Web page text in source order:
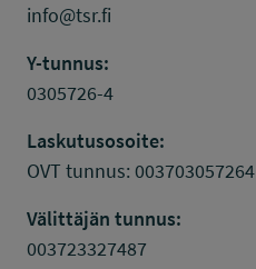
info@tsr.fi
Y-tunnus:
0305726-4
Laskutusosoite:
OVT tunnus: 003703057264
Välittäjän tunnus:
003723327487